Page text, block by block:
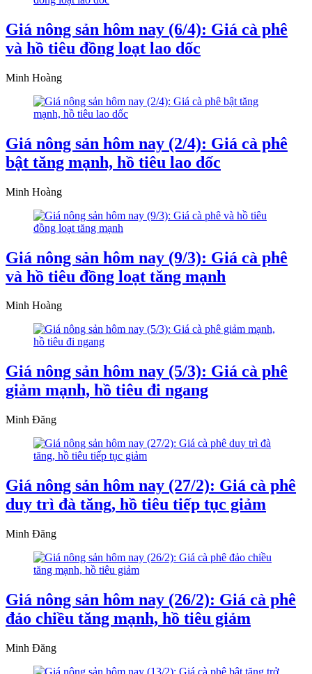
Giá nông sản hôm nay (6/4): Giá cà phê
và hồ tiêu đồng loạt lao dốc
Minh Hoàng
Giá nông sản hôm nay (2/4): Giá cà phê
bật tăng mạnh, hồ tiêu lao dốc
Minh Hoàng
Giá nông sản hôm nay (9/3): Giá cà phê
và hồ tiêu đồng loạt tăng mạnh
Minh Hoàng
Giá nông sản hôm nay (5/3): Giá cà phê
giảm mạnh, hồ tiêu đi ngang
Minh Đăng
Giá nông sản hôm nay (27/2): Giá cà phê
duy trì đà tăng, hồ tiêu tiếp tục giảm
Minh Đăng
Giá nông sản hôm nay (26/2): Giá cà phê
đảo chiều tăng mạnh, hồ tiêu giảm
Minh Đăng